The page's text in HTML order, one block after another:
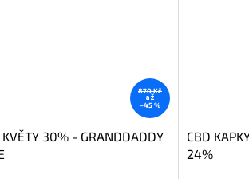
870 Kč
až
–45 %
30% - GRANDDADDY
CBD
24%